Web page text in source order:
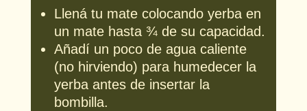
Llená tu mate colocando yerba en
un mate hasta ¾ de su capacidad.
Añadí un poco de agua caliente
(no hirviendo) para humedecer la
yerba antes de insertar la
bombilla.